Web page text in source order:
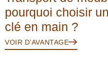
pourquoi choisir
clé en main ?
VOIR D’AVANTAGE